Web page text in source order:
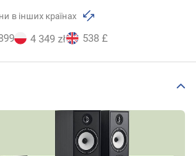
в інших країнах
4 349 zł 538 £